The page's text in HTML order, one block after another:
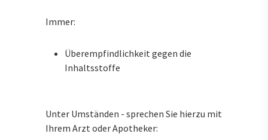
Immer:
Überempfindlichkeit gegen die
Inhaltsstoffe
Unter Umständen - sprechen Sie hierzu mit
Ihrem Arzt oder Apotheker: